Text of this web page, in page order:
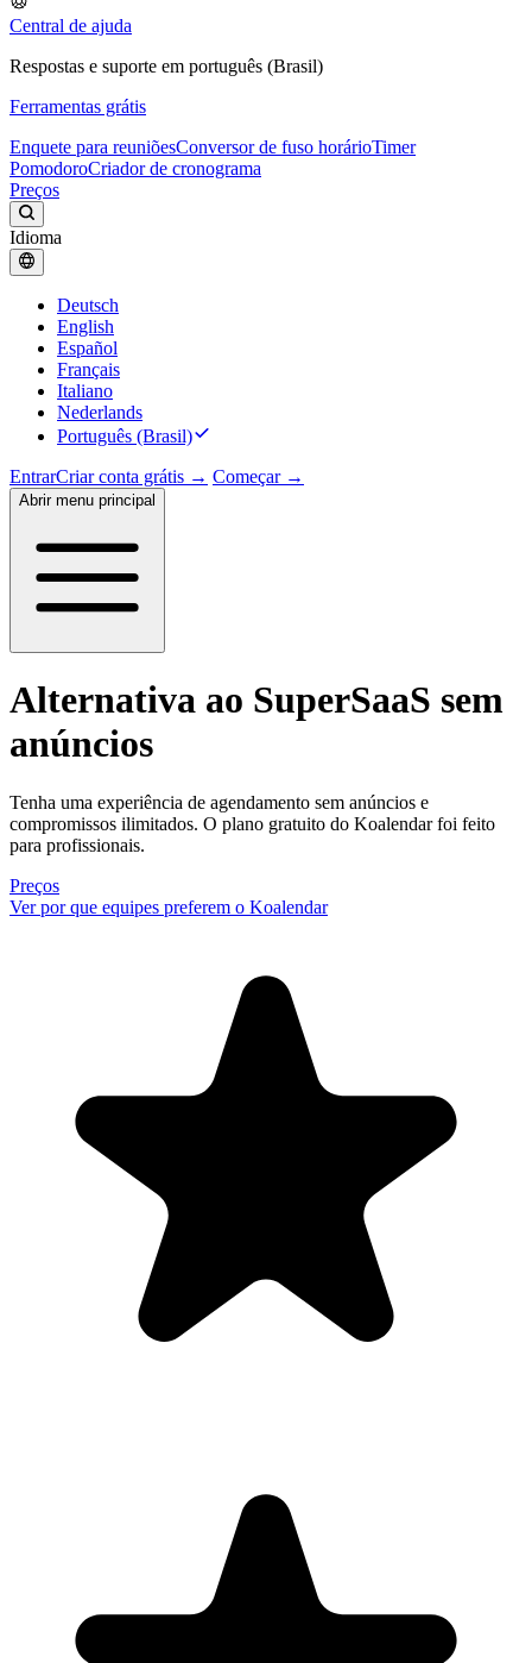
Central de ajuda
Respostas e suporte em português (Brasil)
Ferramentas grátis
Enquete para reuniõesConversor de fuso horárioTimer
PomodoroCriador de cronograma
Preços
Idioma
Deutsch
English
Español
Français
Italiano
Nederlands
Português (Brasil)
EntrarCriar conta grátis → Começar →
Abrir menu principal
Alternativa ao SuperSaaS sem
anúncios
Tenha uma experiência de agendamento sem anúncios e
compromissos ilimitados. O plano gratuito do Koalendar foi feito
para profissionais.
Preços
Ver por que equipes preferem o Koalendar